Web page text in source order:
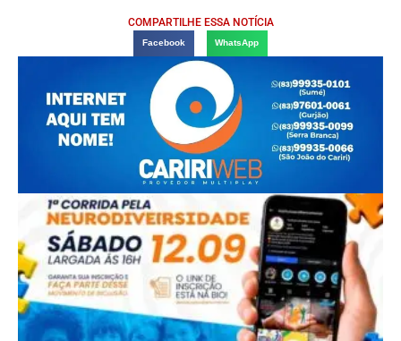
COMPARTILHE ESSA NOTÍCIA
Facebook WhatsApp